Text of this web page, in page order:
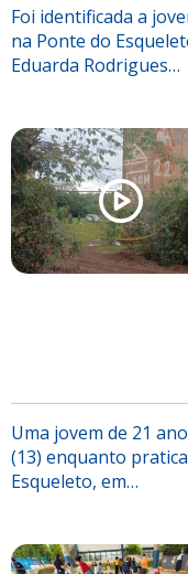
Foi identificada a
na Ponte do
Eduarda Rodrigues…
Uma jovem de 21
(13) enquanto
Esqueleto, em…